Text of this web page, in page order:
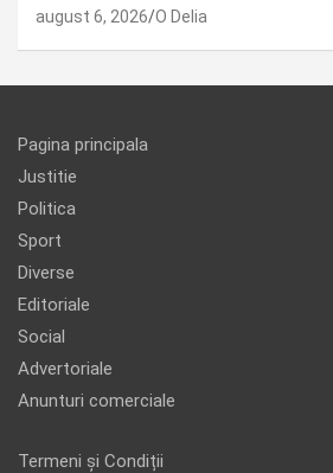
august 6, 2026 O Delia
Pagina principala
Justitie
Politica
Sport
Diverse
Editoriale
Social
Advertoriale
Anunturi comerciale
Termeni și Condiții